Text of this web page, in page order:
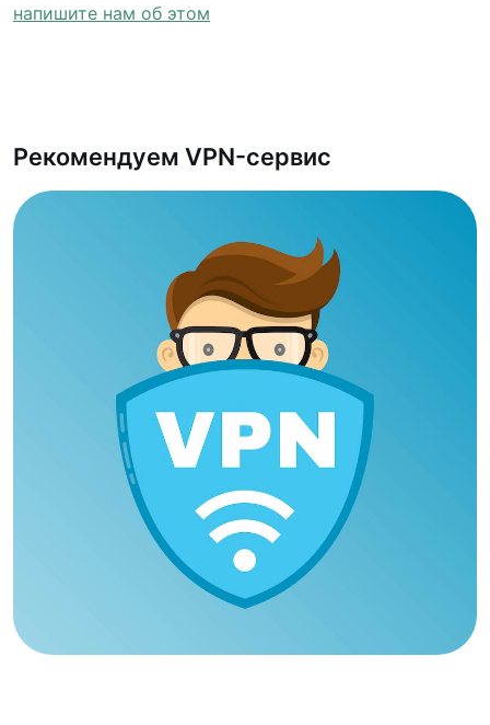
напишите нам об этом
Рекомендуем VPN-сервис